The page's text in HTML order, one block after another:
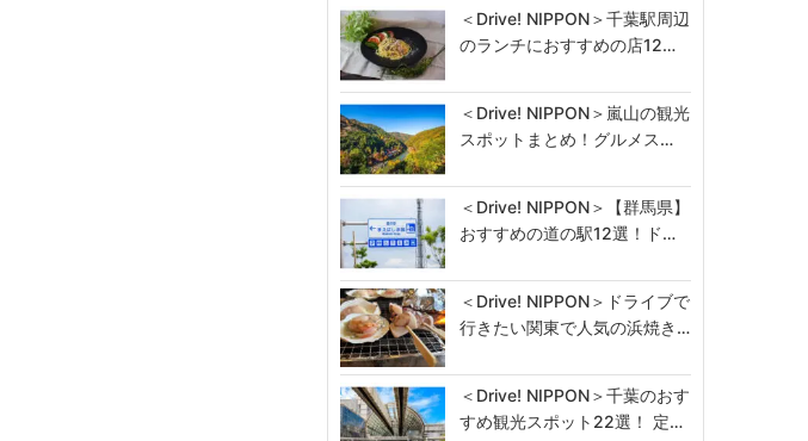
＜Drive! NIPPON＞千葉駅周辺
のランチにおすすめの店12…
＜Drive! NIPPON＞嵐山の観光
スポットまとめ！グルメス…
＜Drive! NIPPON＞【群馬県】
おすすめの道の駅12選！ド…
＜Drive! NIPPON＞ドライブで
行きたい関東で人気の浜焼き…
＜Drive! NIPPON＞千葉のおす
すめ観光スポット22選！ 定…